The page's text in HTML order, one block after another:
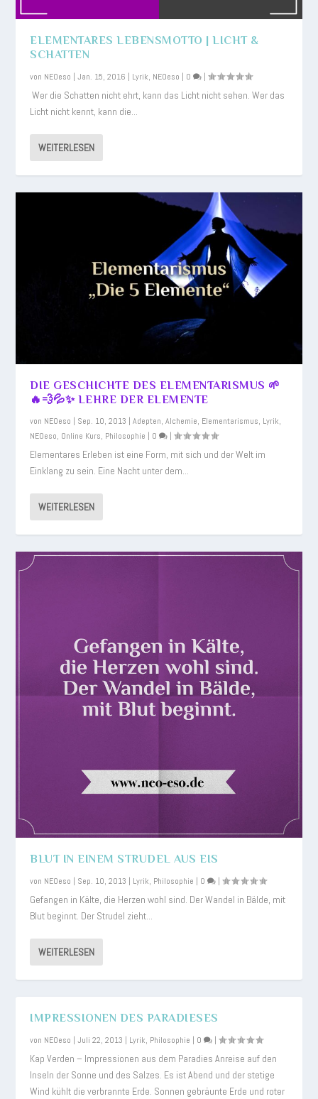
ELEMENTARES LEBENSMOTTO | LICHT &
SCHATTEN
von NEOeso |Jan. 15, 2016 | Lyrik, NEOeso | 0 |
Wer die Schatten nicht ehrt, kann das Licht nicht sehen. Wer das
Licht nicht kennt, kann die...
WEITERLESEN
DIE GESCHICHTE DES ELEMENTARISMUS 🌱
🔥💨💦✨ LEHRE DER ELEMENTE
von NEOeso | Sep. 10, 2013 |Adepten,Alchemie, Elementarismus, Lyrik,
NEOeso, Online Kurs, Philosophie | 0 |
Elementares Erleben ist eine Form, mit sich und der Welt im
Einklang zu sein. Eine Nacht unter dem...
WEITERLESEN
BLUT IN EINEM STRUDEL AUS EIS
von NEOeso | Sep. 10, 2013 | Lyrik, Philosophie | 0 |
Gefangen in Kälte, die Herzen wohl sind. Der Wandel in Bälde, mit
Blut beginnt. Der Strudel zieht...
WEITERLESEN
IMPRESSIONEN DES PARADIESES
von NEOeso |Juli 22, 2013 | Lyrik, Philosophie | 0 |
Kap Verden – Impressionen aus dem Paradies Anreise auf den
Inseln der Sonne und des Salzes. Es ist Abend und der stetige
Wind kühlt die verbrannte Erde. Sonnen gebräunte Erde und roter